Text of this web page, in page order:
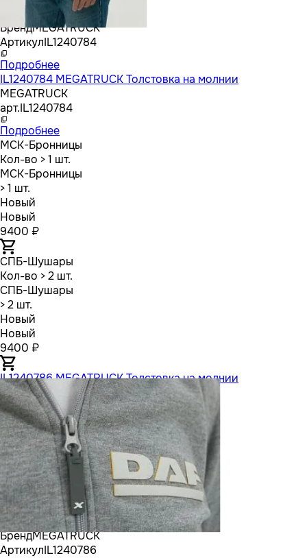
БрендMEGATRUCK
АртикулIL1240784
Подробнее
IL1240784 MEGATRUCK Толстовка на молнии
MEGATRUCK
арт.IL1240784
Подробнее
МСК-Бронницы
Кол-во > 1 шт.
МСК-Бронницы
> 1 шт.
Новый
Новый
9400 ₽
СПБ-Шушары
Кол-во > 2 шт.
СПБ-Шушары
> 2 шт.
Новый
Новый
9400 ₽
IL1240786 MEGATRUCK Толстовка на молнии
БрендMEGATRUCK
АртикулIL1240786